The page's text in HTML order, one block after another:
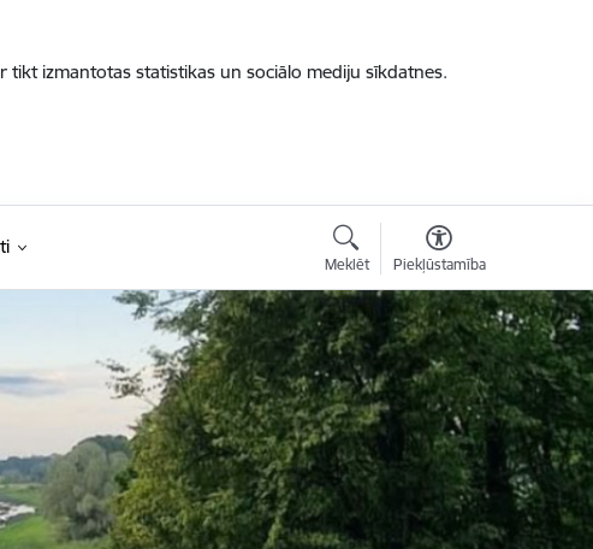
tikt izmantotas statistikas un sociālo mediju sīkdatnes.
Meklēt Piekļūstamība